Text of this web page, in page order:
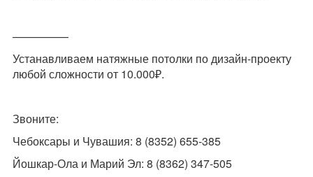
—————
Устанавливаем натяжные потолки по дизайн-проекту
любой сложности от 10.000₽.
Звоните:
Чебоксары и Чувашия: 8 (8352) 655-385
Йошкар-Ола и Марий Эл: 8 (8362) 347-505